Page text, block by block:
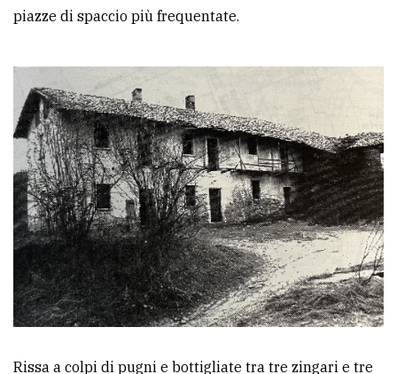
piazze di spaccio più frequentate.
Rissa a colpi di pugni e bottigliate tra tre zingari e tre